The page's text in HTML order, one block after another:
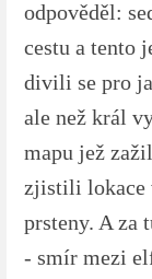
odpověděl:
cestu a tento
divili se pro
ale než král
mapu jež
zjistili lokace
prsteny. A za
- smír mezi